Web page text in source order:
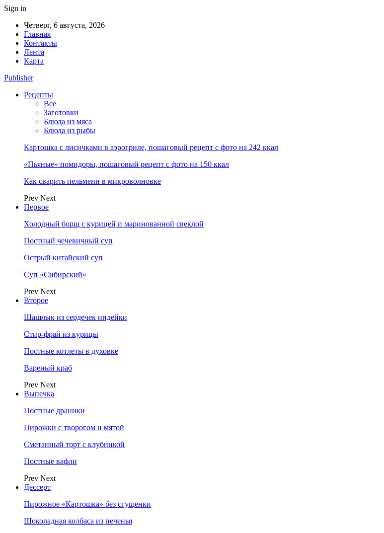
Sign in
Четверг, 6 августа, 2026
Главная
Контакты
Лента
Карта
Publisher
Рецепты
Все
Заготовки
Блюда из мяса
Блюда из рыбы
Картошка с лисичками в аэрогриле, пошаговый рецепт с фото на 242 ккал
«Пьяные» помидоры, пошаговый рецепт с фото на 150 ккал
Как сварить пельмени в микроволновке
Prev Next
Первое
Холодный борщ с курицей и маринованной свеклой
Постный чечевичный суп
Острый китайский суп
Суп «Сибирский»
Prev Next
Второе
Шашлык из сердечек индейки
Стир-фрай из курицы
Постные котлеты в духовке
Вареный краб
Prev Next
Выпечка
Постные драники
Пирожки с творогом и мятой
Сметанный торт с клубникой
Постные вафли
Prev Next
Дессерт
Пирожное «Картошка» без сгущенки
Шоколадная колбаса из печенья